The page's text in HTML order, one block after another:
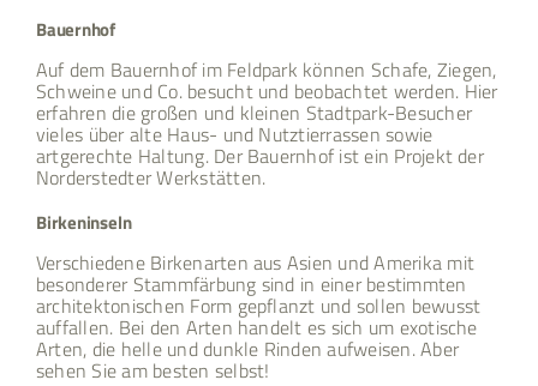
Bauernhof
Auf dem Bauernhof im Feldpark können Schafe, Ziegen,
Schweine und Co. besucht und beobachtet werden. Hier
erfahren die großen und kleinen Stadtpark-Besucher
vieles über alte Haus- und Nutztierrassen sowie
artgerechte Haltung. Der Bauernhof ist ein Projekt der
Norderstedter Werkstätten.
Birkeninseln
Verschiedene Birkenarten aus Asien und Amerika mit
besonderer Stammfärbung sind in einer bestimmten
architektonischen Form gepflanzt und sollen bewusst
auffallen. Bei den Arten handelt es sich um exotische
Arten, die helle und dunkle Rinden aufweisen. Aber
sehen Sie am besten selbst!